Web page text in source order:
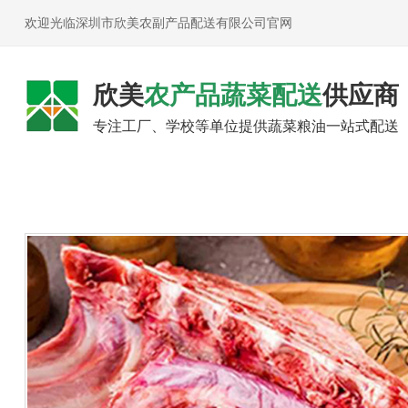
欢迎光临深圳市欣美农副产品配送有限公司官网
欣美农产品蔬菜配送供应商
专注工厂、学校等单位提供蔬菜粮油一站式配送